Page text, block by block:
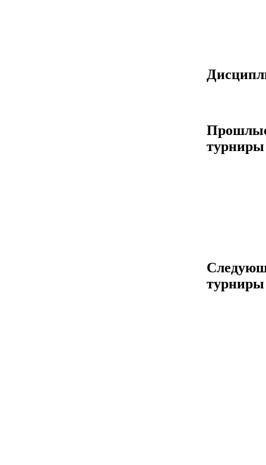
турниры
турниры